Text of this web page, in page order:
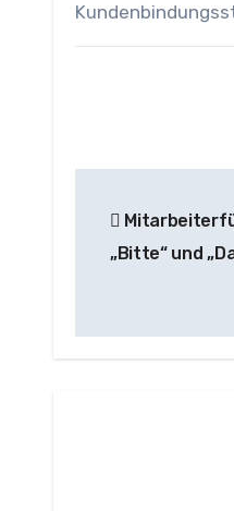
„Bitte“ und